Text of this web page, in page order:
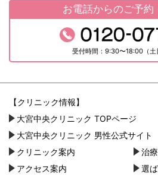
お電話からのご予約
受付時間：9:30〜18:00（土
【クリニック情報】
大宮中央クリニック TOPページ
大宮中央クリニック 男性公式サイト
クリニック案内
治
アクセス案内
選